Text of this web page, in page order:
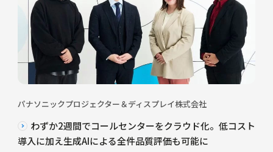
パナソニックプロジェクター＆ディスプレイ株式会社
わずか2週間でコールセンターをクラウド化。低コスト
導入に加え生成AIによる全件品質評価も可能に